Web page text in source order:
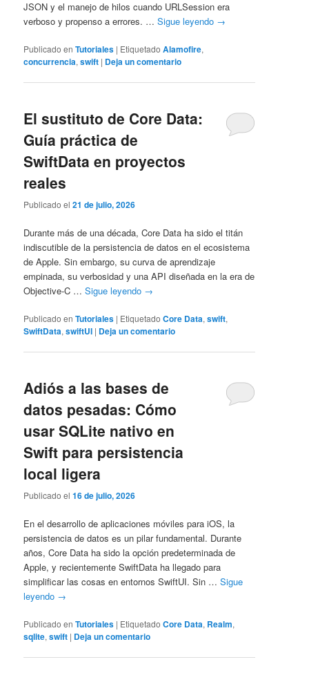
JSON y el manejo de hilos cuando URLSession era
verboso y propenso a errores. …Sigue leyendo →
Publicado en Tutoriales | Etiquetado Alamofire,
concurrencia,swift | Deja un comentario
El sustituto de Core Data:
Guía práctica de
SwiftData en proyectos
reales
Publicado el21 de julio, 2026
Durante más de una década, Core Data ha sido el titán
indiscutible de la persistencia de datos en el ecosistema
de Apple. Sin embargo, su curva de aprendizaje
empinada, su verbosidad y una API diseñada en la era de
Objective-C …Sigue leyendo →
Publicado en Tutoriales | Etiquetado Core Data,swift,
SwiftData,swiftUI | Deja un comentario
Adiós a las bases de
datos pesadas: Cómo
usar SQLite nativo en
Swift para persistencia
local ligera
Publicado el16 de julio, 2026
En el desarrollo de aplicaciones móviles para iOS, la
persistencia de datos es un pilar fundamental. Durante
años, Core Data ha sido la opción predeterminada de
Apple, y recientemente SwiftData ha llegado para
simplificar las cosas en entornos SwiftUI. Sin …Sigue
leyendo →
Publicado en Tutoriales | Etiquetado Core Data, Realm,
sqlite,swift | Deja un comentario